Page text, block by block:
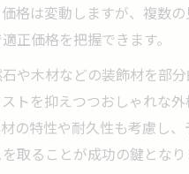
格は変動しますが、複数
正価格を把握できます。
や木材などの装飾材を部
トを抑えつつおしゃれな
の特性や耐久性も考慮し
取ることが成功の鍵となり